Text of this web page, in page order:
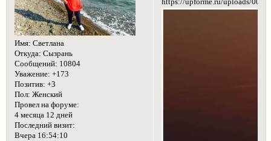
Имя: Светлана
Откуда: Сызрань
Сообщений: 10804
Уважение: +173
Позитив: +3
Пол: Женский
Провел на форуме:
4 месяца 12 дней
Последний визит:
Вчера 16:54:10